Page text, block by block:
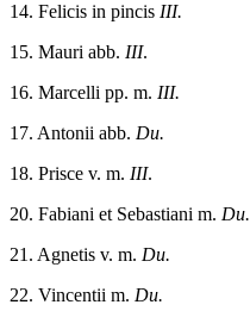
14. Felicis in pincis III.
15. Mauri abb. III.
16. Marcelli pp. m. III.
17. Antonii abb. Du.
18. Prisce v. m. III.
20. Fabiani et Sebastiani m. Du.
21. Agnetis v. m. Du.
22. Vincentii m. Du.